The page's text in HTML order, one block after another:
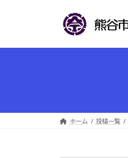
プ
動
ホーム 投稿一覧